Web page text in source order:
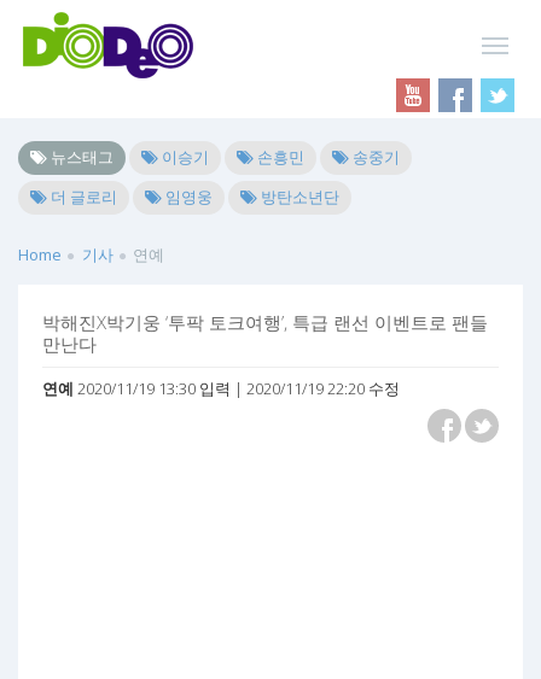
뉴스태그 이승기 손흥민
송중기
더 글로리
임영웅 방탄소년단
Home 기사 연예
박해진X박기웅 ‘투팍 토크여행’, 특급 랜선 이벤트로 팬들
만난다
연예 2020/11/19 13:30 입력 | 2020/11/19 22:20 수정